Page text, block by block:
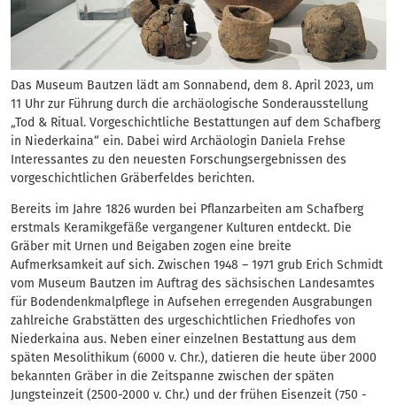
Das Museum Bautzen lädt am Sonnabend, dem 8. April 2023, um
11 Uhr zur Führung durch die archäologische Sonderausstellung
„Tod & Ritual. Vorgeschichtliche Bestattungen auf dem Schafberg
in Niederkaina“ ein. Dabei wird Archäologin Daniela Frehse
Interessantes zu den neuesten Forschungsergebnissen des
vorgeschichtlichen Gräberfeldes berichten.
Bereits im Jahre 1826 wurden bei Pflanzarbeiten am Schafberg
erstmals Keramikgefäße vergangener Kulturen entdeckt. Die
Gräber mit Urnen und Beigaben zogen eine breite
Aufmerksamkeit auf sich. Zwischen 1948 – 1971 grub Erich Schmidt
vom Museum Bautzen im Auftrag des sächsischen Landesamtes
für Bodendenkmalpflege in Aufsehen erregenden Ausgrabungen
zahlreiche Grabstätten des urgeschichtlichen Friedhofes von
Niederkaina aus. Neben einer einzelnen Bestattung aus dem
späten Mesolithikum (6000 v. Chr.), datieren die heute über 2000
bekannten Gräber in die Zeitspanne zwischen der späten
Jungsteinzeit (2500-2000 v. Chr.) und der frühen Eisenzeit (750 -